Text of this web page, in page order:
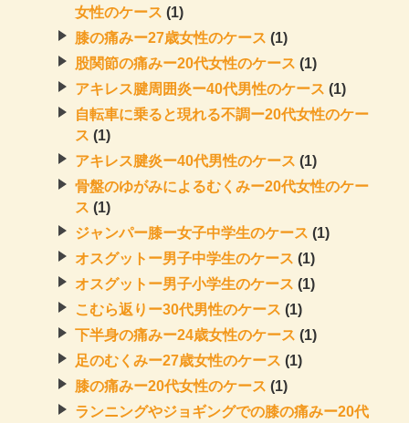
女性のケース (1)
膝の痛みー27歳女性のケース (1)
股関節の痛みー20代女性のケース (1)
アキレス腱周囲炎ー40代男性のケース (1)
自転車に乗ると現れる不調ー20代女性のケー
ス (1)
アキレス腱炎ー40代男性のケース (1)
骨盤のゆがみによるむくみー20代女性のケー
ス (1)
ジャンパー膝ー女子中学生のケース (1)
オスグットー男子中学生のケース (1)
オスグットー男子小学生のケース (1)
こむら返りー30代男性のケース (1)
下半身の痛みー24歳女性のケース (1)
足のむくみー27歳女性のケース (1)
膝の痛みー20代女性のケース (1)
ランニングやジョギングでの膝の痛みー20代